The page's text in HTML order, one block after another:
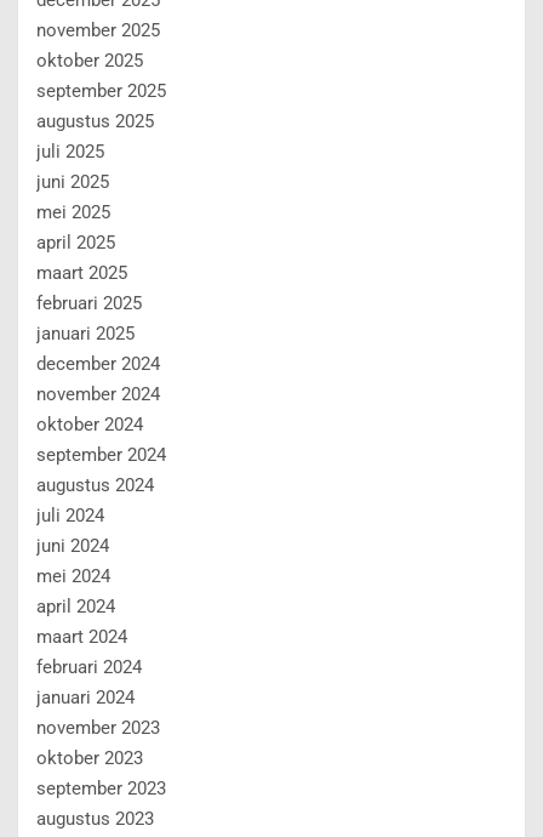
november 2025
oktober 2025
september 2025
augustus 2025
juli 2025
juni 2025
mei 2025
april 2025
maart 2025
februari 2025
januari 2025
december 2024
november 2024
oktober 2024
september 2024
augustus 2024
juli 2024
juni 2024
mei 2024
april 2024
maart 2024
februari 2024
januari 2024
november 2023
oktober 2023
september 2023
augustus 2023